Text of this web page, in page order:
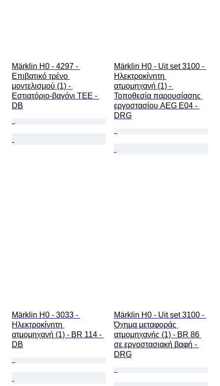
Märklin H0 - 4297 -
Επιβατικό τρένο
μοντελισμού (1) -
Εστιατόριο-βαγόνι TEE -
DB
Märklin H0 - Uit set 3100 -
Ηλεκτροκίνητη
ατμομηχανή (1) -
Τοποθεσία παρουσίασης
εργοστασίου AEG E04 -
DRG
Märklin H0 - 3033 -
Ηλεκτροκίνητη
ατμομηχανή (1) - BR 114 -
DB
Märklin H0 - Uit set 3100 -
Όχημα μεταφοράς
ατμομηχανής (1) - BR 86
σε εργοστασιακή βαφή -
DRG